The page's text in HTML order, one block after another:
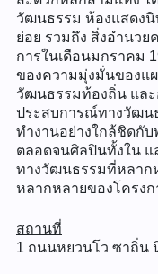
วัฒนธรรม ห้องแสดงนิ
ย่อย รวมถึง สิ่งอำนวย
การในเดือนมกราคม
ของความมุ่งมั่นของแ
วัฒนธรรมท้องถิ่น แล
ประสบการณ์ทางวัฒน
ทำงานอย่างใกล้ชิดกั
ตลอดจนศิลปินทั้งใน แ
ทางวัฒนธรรมที่หลาก
หลากหลายของโครงก
สถานที่
1 ถนนหยวนโว ซาถิ่น